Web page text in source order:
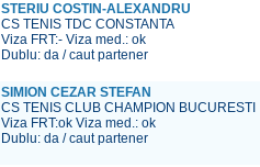
STERIU COSTIN-ALEXANDRU
CS TENIS TDC CONSTANTA
Viza FRT:- Viza med.:ok
Dublu: da / caut partener
SIMION CEZAR STEFAN
CS TENIS CLUB CHAMPION BUCURESTI
Viza FRT:ok Viza med.:ok
Dublu: da / caut partener